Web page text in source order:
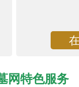
网特色服务